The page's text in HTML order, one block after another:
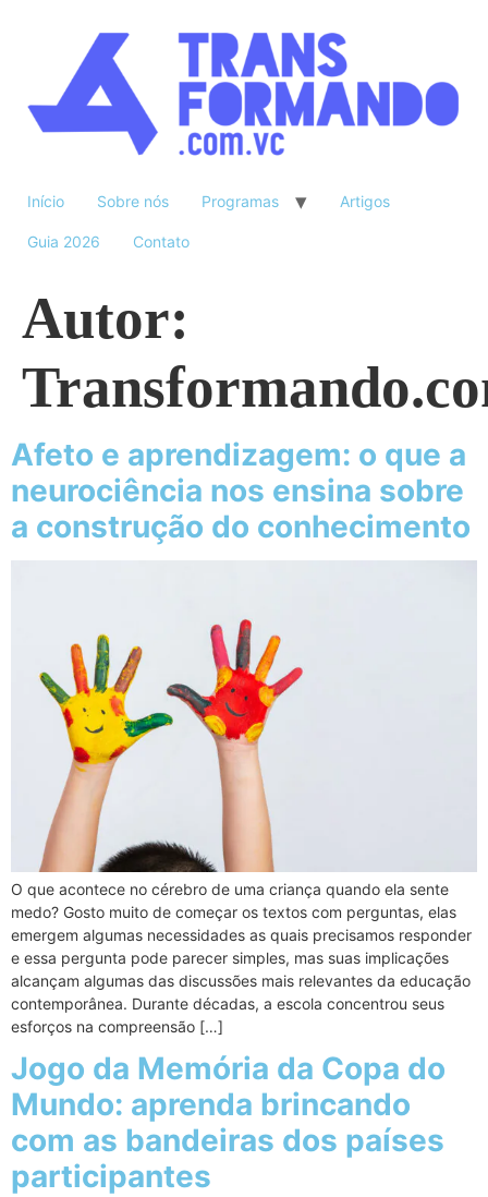
Início Sobre nós Programas Artigos
Guia 2026 Contato
Autor:
Afeto e aprendizagem: o que a
neurociência nos ensina sobre
a construção do conhecimento
O que acontece no cérebro de uma criança quando ela sente
medo? Gosto muito de começar os textos com perguntas, elas
emergem algumas necessidades as quais precisamos responder
e essa pergunta pode parecer simples, mas suas implicações
alcançam algumas das discussões mais relevantes da educação
contemporânea. Durante décadas, a escola concentrou seus
esforços na compreensão […]
Jogo da Memória da Copa do
Mundo: aprenda brincando
com as bandeiras dos países
participantes